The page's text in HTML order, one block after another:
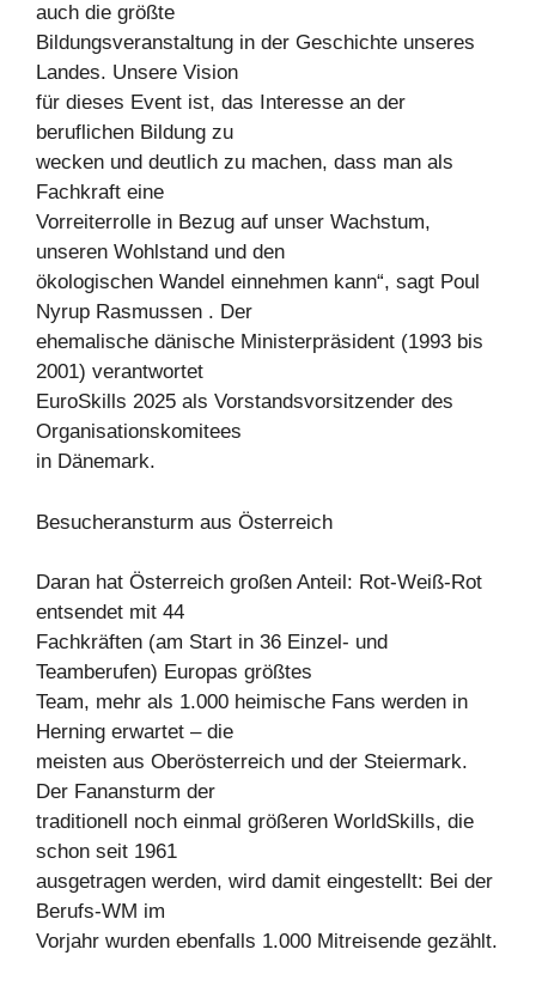
auch die größte
Bildungsveranstaltung in der Geschichte unseres
Landes. Unsere Vision
für dieses Event ist, das Interesse an der
beruflichen Bildung zu
wecken und deutlich zu machen, dass man als
Fachkraft eine
Vorreiterrolle in Bezug auf unser Wachstum,
unseren Wohlstand und den
ökologischen Wandel einnehmen kann“, sagt Poul
Nyrup Rasmussen . Der
ehemalische dänische Ministerpräsident (1993 bis
2001) verantwortet
EuroSkills 2025 als Vorstandsvorsitzender des
Organisationskomitees
in Dänemark.
Besucheransturm aus Österreich
Daran hat Österreich großen Anteil: Rot-Weiß-Rot
entsendet mit 44
Fachkräften (am Start in 36 Einzel- und
Teamberufen) Europas größtes
Team, mehr als 1.000 heimische Fans werden in
Herning erwartet – die
meisten aus Oberösterreich und der Steiermark.
Der Fanansturm der
traditionell noch einmal größeren WorldSkills, die
schon seit 1961
ausgetragen werden, wird damit eingestellt: Bei der
Berufs-WM im
Vorjahr wurden ebenfalls 1.000 Mitreisende gezählt.